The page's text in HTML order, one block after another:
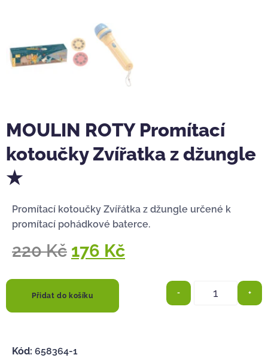
MOULIN ROTY Promítací
kotoučky Zvířatka z džungle
★
Promítací kotoučky Zvířátka z džungle určené k
promítací pohádkové baterce.
220Kč 176 Kč
- +
Přidat do košíku
Kód: 658364-1